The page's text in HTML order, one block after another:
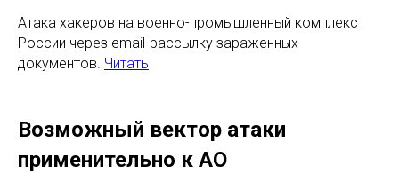
Атака хакеров на военно-промышленный комплекс
России через email-рассылку зараженных
документов. Читать
Возможный вектор атаки
применительно к АО